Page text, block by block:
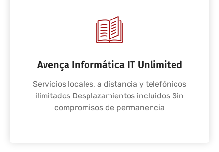
Avença Informática IT Unlimited
Servicios locales, a distancia y telefónicos
ilimitados Desplazamientos incluidos Sin
compromisos de permanencia